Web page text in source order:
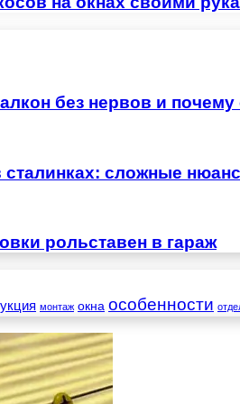
без нервов и
сталинках: сложные
рольставен в гараж
монтаж окна особенности